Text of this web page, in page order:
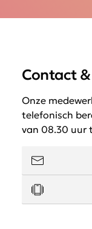
Contact
Onze
telefonisch
van 08.30 uur